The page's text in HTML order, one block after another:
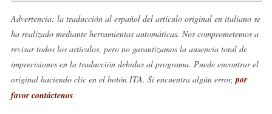
Advertencia: la traducción al español del artículo original en italiano se
ha realizado mediante herramientas automáticas. Nos comprometemos a
revisar todos los artículos, pero no garantizamos la ausencia total de
imprecisiones en la traducción debidas al programa. Puede encontrar el
original haciendo clic en el botón ITA. Si encuentra algún error, por
favor contáctenos.